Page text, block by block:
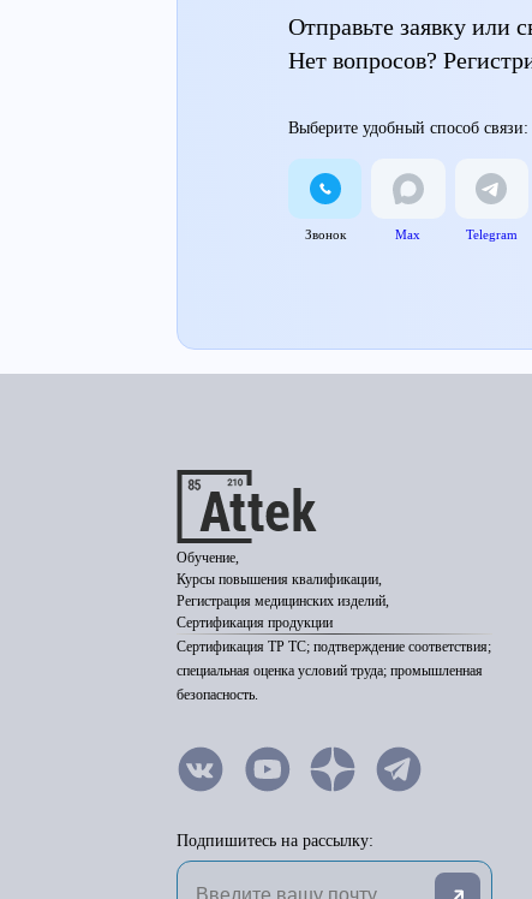
Отправьте заявку или
Нет вопросов?
Выберите удобный способ связи:
Звонок Max Telegram
Обучение,
Курсы повышения квалификации,
Регистрация медицинских изделий,
Сертификация продукции
Сертификация ТР ТС; подтверждение соответствия;
специальная оценка условий труда; промышленная
безопасность.
Подпишитесь на рассылку: